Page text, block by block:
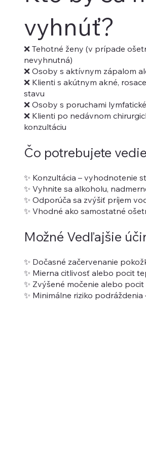
vyhnúť?
❌ Tehotné ženy (v prípade
nevyhnutná)
❌ Osoby s aktívnym zápalom
❌ Klienti s akútnym akné,
stavu
❌ Osoby s poruchami
❌ Klienti po nedávnom
konzultáciu
✨ Konzultácia – vyhodnotenie
✨ Vyhnite sa alkoholu,
✨ Odporúča sa zvýšiť príjem
✨ Vhodné ako samostatné
Čo potrebujete
✨ Dočasné začervenanie
✨ Mierna citlivosť alebo pocit
✨ Zvýšené močenie alebo
✨ Minimálne riziko
Možné Vedľajšie